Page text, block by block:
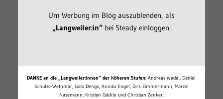
Um Werbung im Blog auszublenden, als
„Langweiler:in“bei Steady einloggen:
DANKE an die „Langweiler:innen“ der höheren Stufen: Andreas Wedel, Daniel
Schulze-Wethmar, Goto Dengo, Annika Engel, Dirk Zimmermann, Marcel
Nasemann, Kristian Gäckle und Christian Zenker.